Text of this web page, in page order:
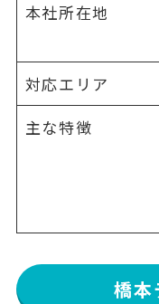
本社所在地
対応エリア
主な特徴
橋本